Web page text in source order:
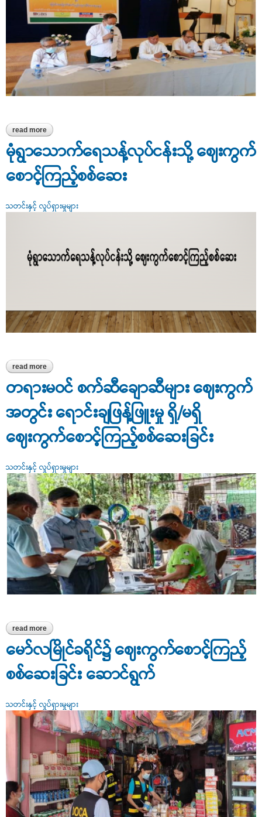
read more about ဧရာဝတီတိုင်းဒေသကြီး ပြောင်းလုပ်ငန်းအသင်းဖွဲ့စည်း
မုံရွာသောက်ရေသန့်လုပ်ငန်းသို့ ဈေးကွက်
စောင့်ကြည့်စစ်ဆေး
သတင်းနှင့် လှုပ်ရှားမှုများ
read more about မုံရွာသောက်ရေသန့်လုပ်ငန်းသို့ ဈေးကွက်စောင့်ကြည့်စစ်ဆေး
တရားမဝင် စက်ဆီချောဆီများ ဈေးကွက်
အတွင်း ရောင်းချဖြန့်ဖြူးမှု ရှိ/မရှိ
ဈေးကွက်စောင့်ကြည့်စစ်ဆေးခြင်း
သတင်းနှင့် လှုပ်ရှားမှုများ
read more about တရားမဝင် စက်ဆီချောဆီများ ဈေးကွက်အတွင်း ရောင်းချဖြန့်ဖြူး
မှု ရှိ/မရှိ ဈေးကွက်စောင့်ကြည့်စစ်ဆေးခြင်း
မော်လမြိုင်ခရိုင်၌ ဈေးကွက်စောင့်ကြည့်
စစ်ဆေးခြင်း ဆောင်ရွက်
သတင်းနှင့် လှုပ်ရှားမှုများ